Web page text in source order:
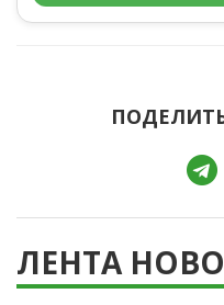
ЛЕНТА